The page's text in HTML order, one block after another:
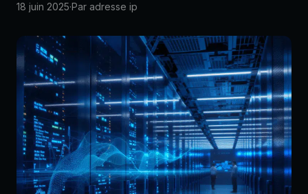
18 juin 2025·Par adresse ip